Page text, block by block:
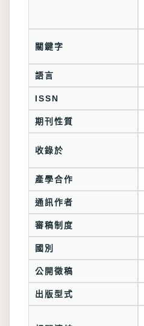
關鍵字
語言
ISSN
期刊性質
收錄於
產學合作
通訊作者
審稿制度
國別
公開徵稿
出版型式